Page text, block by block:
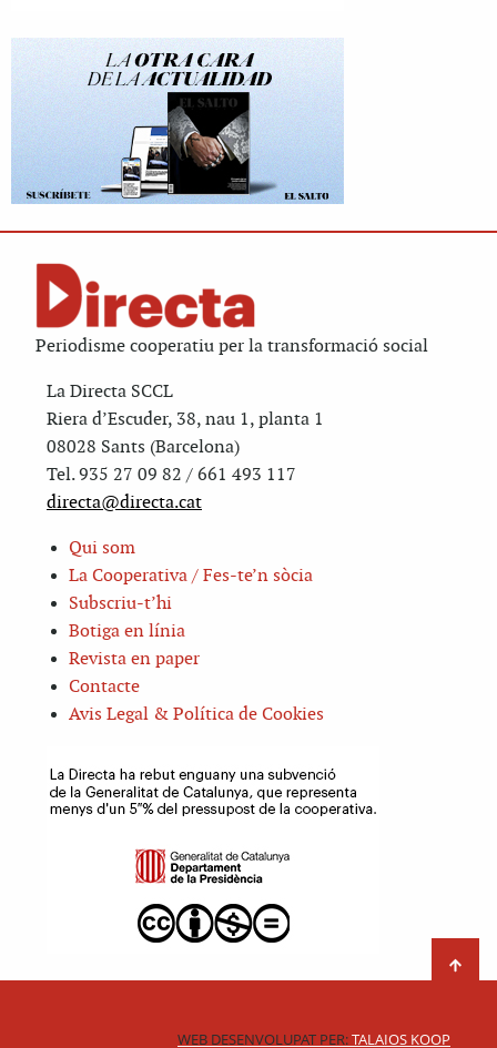
Periodisme cooperatiu per la transformació social
La Directa SCCL
Riera d’Escuder, 38, nau 1, planta 1
08028 Sants (Barcelona)
Tel. 935 27 09 82 / 661 493 117
directa@directa.cat
Qui som
La Cooperativa / Fes-te’n sòcia
Subscriu-t’hi
Botiga en línia
Revista en paper
Contacte
Avis Legal & Política de Cookies
WEB DESENVOLUPAT PER:TALAIOS KOOP